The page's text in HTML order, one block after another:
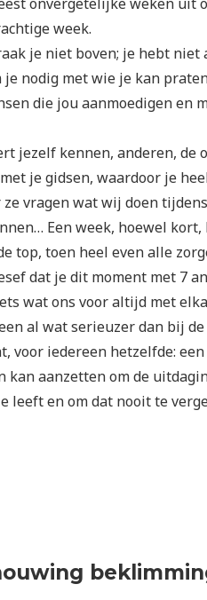
week.
je niet boven; je hebt
nodig met wie je kan
die jou aanmoedigen en
jezelf kennen, anderen, de
je gidsen, waardoor je
vragen wat wij doen
Een week, hoewel
top, toen heel even alle
dat je dit moment met 7
wat ons voor altijd met
al wat serieuzer dan bij de
voor iedereen hetzelfde:
aanzetten om de
leeft en om dat nooit te